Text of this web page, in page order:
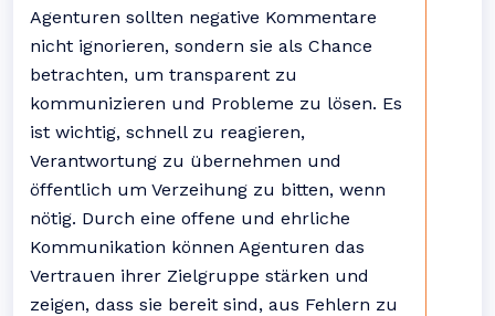
Agenturen sollten negative Kommentare
nicht ignorieren, sondern sie als Chance
betrachten, um transparent zu
kommunizieren und Probleme zu lösen. Es
ist wichtig, schnell zu reagieren,
Verantwortung zu übernehmen und
öffentlich um Verzeihung zu bitten, wenn
nötig. Durch eine offene und ehrliche
Kommunikation können Agenturen das
Vertrauen ihrer Zielgruppe stärken und
zeigen, dass sie bereit sind, aus Fehlern zu